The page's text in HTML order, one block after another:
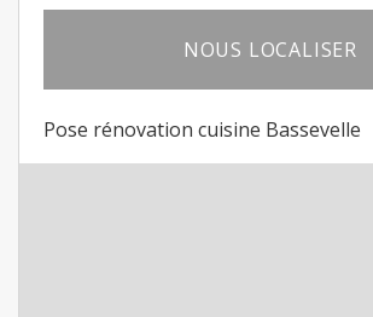
NOUS LOCALISER
Pose rénovation cuisine Bassevelle